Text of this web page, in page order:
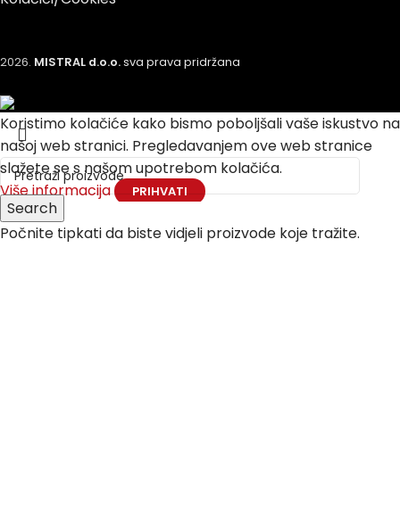
2026. MISTRAL d.o.o.sva prava pridržana
Search
Počnite tipkati da biste vidjeli proizvode koje tražite.
Koristimo kolačiće kako bismo poboljšali vaše iskustvo na
našoj web stranici. Pregledavanjem ove web stranice
slažete se s našom upotrebom kolačića.
Više informacija
PRIHVATI